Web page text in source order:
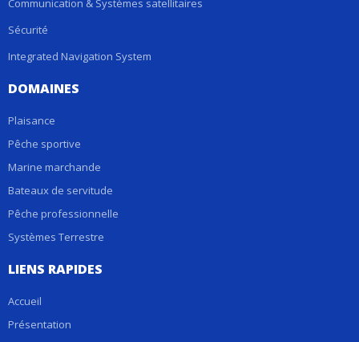
Communication & Systèmes satellitaires
Sécurité
Integrated Navigation System
DOMAINES
Plaisance
Pêche sportive
Marine marchande
Bateaux de servitude
Pêche professionnelle
Systèmes Terrestre
LIENS RAPIDES
Accueil
Présentation